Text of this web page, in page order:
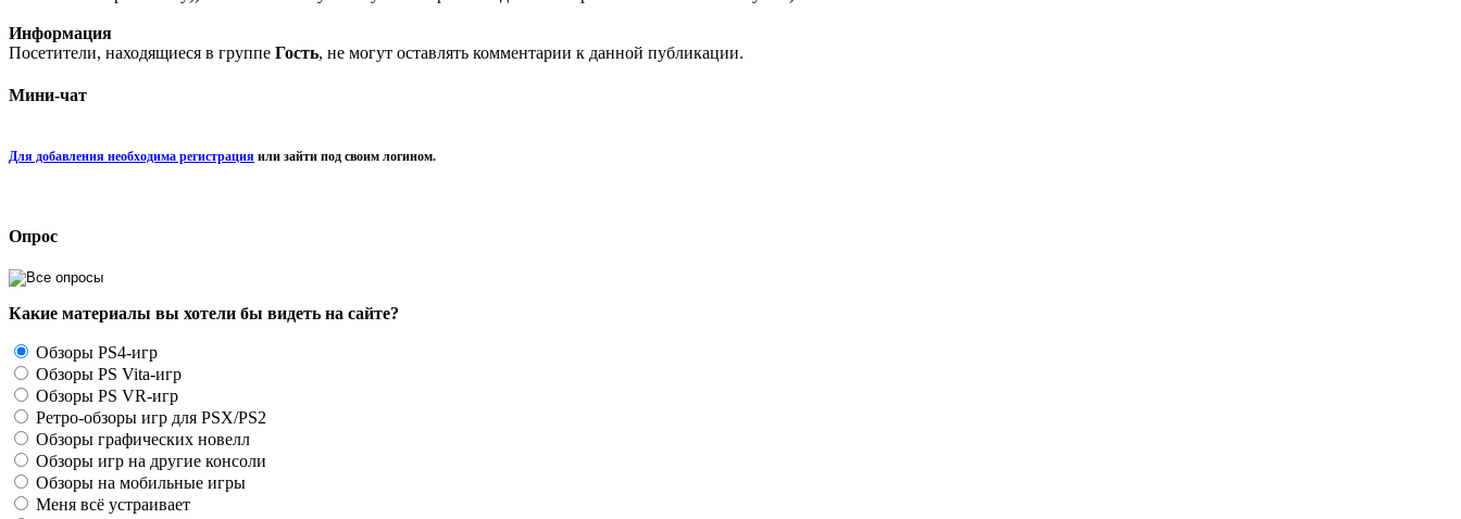
Информация
Посетители, находящиеся в группе Гость, не могут оставлять комментарии к данной публикации.
Мини-чат
Для добавления необходима регистрация или зайти под своим логином.
Опрос
Какие материалы вы хотели бы видеть на сайте?
Обзоры PS4-игр
Обзоры PS Vita-игр
Обзоры PS VR-игр
Ретро-обзоры игр для PSX/PS2
Обзоры графических новелл
Обзоры игр на другие консоли
Обзоры на мобильные игры
Меня всё устраивает